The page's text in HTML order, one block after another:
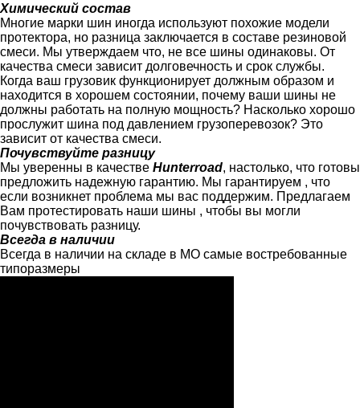
Химический состав
Многие марки шин иногда используют похожие модели
протектора, но разница заключается в составе резиновой
смеси. Мы утверждаем что, не все шины одинаковы. От
качества смеси зависит долговечность и срок службы.
Когда ваш грузовик функционирует должным образом и
находится в хорошем состоянии, почему ваши шины не
должны работать на полную мощность? Насколько хорошо
прослужит шина под давлением грузоперевозок? Это
зависит от качества смеси.
Почу​​​​​​​вствуйте разницу
Мы уверенны в качестве Hunterroad, настолько, что готовы
предложить надежную гарантию. Мы гарантируем , что
если возникнет проблема мы вас поддержим. Предлагаем
Вам протестировать наши шины , чтобы вы могли
почувствовать разницу.
Всегда в наличии
Всегда в наличии на складе в МО самые востребованные
типоразмеры